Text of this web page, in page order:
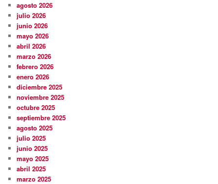
agosto 2026
julio 2026
junio 2026
mayo 2026
abril 2026
marzo 2026
febrero 2026
enero 2026
diciembre 2025
noviembre 2025
octubre 2025
septiembre 2025
agosto 2025
julio 2025
junio 2025
mayo 2025
abril 2025
marzo 2025